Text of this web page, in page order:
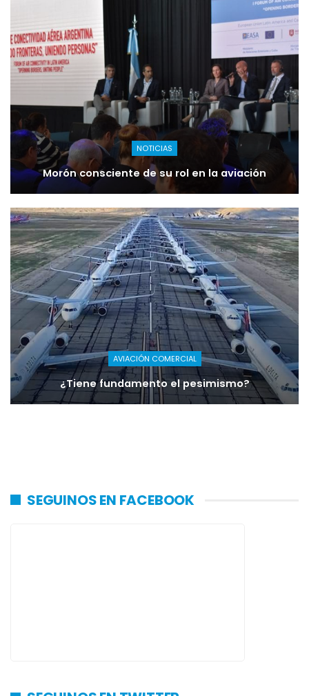
NOTICIAS
Morón consciente de su rol en la aviación
AVIACIÓN COMERCIAL
¿Tiene fundamento el pesimismo?
SEGUINOS EN FACEBOOK